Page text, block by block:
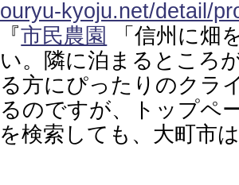
kyoju.net/detail/
市民農園
「信州に畑
。隣に泊まるところ
方にぴったりのクラ
のですが、トップペ
検索しても、大町市